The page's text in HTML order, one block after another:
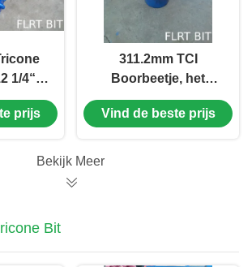
1/4“
515 met
prijs
311.2mm TCI
Boorbeetje, het
Tussenvoegselbeetje
van het
Wrijvinglager/Verzegeld
Vind de beste prijs
Bekijk Meer
Bit